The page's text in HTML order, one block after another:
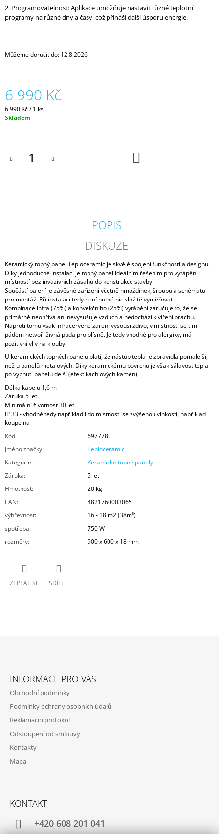
2. Programovatelnost: Aplikace umožňuje nastavit různé teplotní
programy na různé dny a časy, což přináší další úsporu energie.
Můžeme doručit do: 12.8.2026
6 990 Kč
Měrná
cena:
6 990 Kč / 1 ks
Skladem
POPIS
DISKUZE
Keramický topný panel Teploceramic je skvělé spojení funkčnosti a designu.
Díky jednoduché instalaci je topný panel ideálním řešením pro vytápění
místností bez invazivních zásahů do konstrukce stavby.
Součástí balení je závěsné zařízení včetně hmoždinek, šroubů a schématu
pro montáž. Při instalaci tedy není nutné nic složitě vyměřovat.
Kombinace infra (75%) a konvekčního (25%) vytápění zaručuje to, že se
primárně neohřívá ani nevysušuje vzduch a nedochází k víření prachu.
Naproti tomu však infračervené záření vysouší zdivo, v místnosti se tím
pádem netvoří živná půda pro plísně. Je tedy vhodné pro alergiky, má
pozitivní vliv na klouby.
U keramických topných panelů platí, že nástup tepla je zpravidla pomalejší,
než u panelů metalových. Díky keramickému povrchu je však sálavost tepla
po vypnutí panelu delší (efekt kachlových kamen).
Délka kabelu 1,6 m
Záruka 5 let.
Minimální životnost 30 let.
IP 33 - vhodné tedy například i do místností se zvýšenou vlhkostí, například
koupelna
Kód
697778
Jméno značky:
Teploceramic
Kategorie:
Keramické topné panely
Záruka:
5 let
Hmotnost:
20 kg
EAN:
4821760003065
výhřevnost:
16 - 18 m2 (38m³)
spotřeba:
750 W
rozměry: 900 x 600 x 18 mm
ZEPTAT SE SDÍLET
KERAMICKÝ
TOPNÝ
750
790
Kč
INFORMACE PRO VÁS
Obchodní podmínky
Podmínky ochrany osobních údajů
Reklamační protokol
Odstoupení od smlouvy
Kontakty
Mapa
KONTAKT
+420 608 201 041